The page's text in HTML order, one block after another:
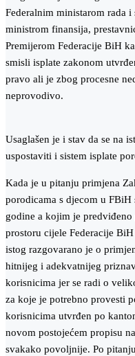
Federalnim ministarom rada
ministrom finansija,
Premijerom Federacije BiH
smisli isplate zakonom
pravo ali je zbog procesne
neprovodivo.
Usaglašen je i stav da se na
uspostaviti i sistem isplate
Kada je u pitanju primjena
porodicama s djecom u
godine a kojim je
prostoru cijele Federacije
istog razgovarano je o
hitnijeg i adekvatnijeg
korisnicima jer se radi o
za koje je potrebno provesti
korisnicima utvrđen po
novom postojećem propisu
svakako povoljnije. Po